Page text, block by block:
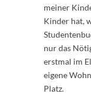
meiner
Kinder hat,
nur das
erstmal im
eigene
Platz.